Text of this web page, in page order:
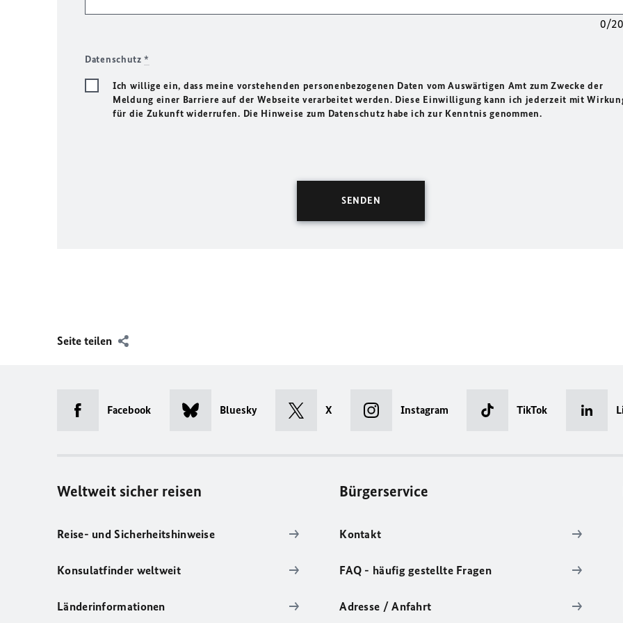
0/
Datenschutz*
Ich willige ein, dass meine vorstehenden personenbezogenen Daten vom Auswärtigen Amt zum Zwecke der
Meldung einer Barriere auf der Webseite verarbeitet werden. Diese Einwilligung kann ich jederzeit mit
für die Zukunft widerrufen. Die Hinweise zum Datenschutz habe ich zur Kenntnis genommen.
Seite teilen
Facebook Bluesky X Instagram TikTok
Weltweit sicher reisen
Reise- und Sicherheitshinweise
Konsulatfinder weltweit
Länderinformationen
Bürgerservice
Kontakt
FAQ - häufig gestellte Fragen
Adresse / Anfahrt